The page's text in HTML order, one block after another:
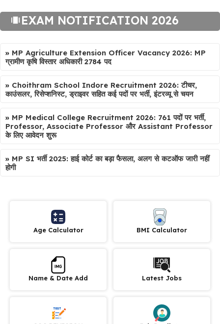
EXAM NOTIFICATION 2026
» MP Agriculture Extension Officer Vacancy 2026: MP
ग्रामीण कृषि विस्तार अधिकारी 2784 पद
» Choithram School Indore Recruitment 2026: टीचर,
काउंसलर, रिसेप्शनिस्ट, ड्राइवर सहित कई पदों पर भर्ती, इंटरव्यू से चयन
» MP Medical College Recruitment 2026: 761 पदों पर भर्ती,
Professor, Associate Professor और Assistant Professor
के लिए आवेदन शुरू
» MP SI भर्ती 2025: हाई कोर्ट का बड़ा फैसला, अलग से कटऑफ जारी नहीं
होगी
Age Calculator BMI Calculator
Name & Date Add Latest Jobs